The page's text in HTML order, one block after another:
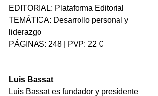
EDITORIAL: Plataforma Editorial
TEMÁTICA: Desarrollo personal y
liderazgo
PÁGINAS: 248 | PVP: 22 €
Luis Bassat
Luis Bassat es fundador y presidente